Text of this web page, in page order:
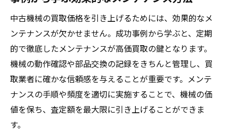
中古機械の買取価格を引き上げるためには、効果的なメ
ンテナンスが欠かせません。成功事例から学ぶと、定期
的で徹底したメンテナンスが高価買取の鍵となります。
機械の動作確認や部品交換の記録をきちんと管理し、買
取業者に確かな信頼感を与えることが重要です。メンテ
ナンスの手順や頻度を適切に実施することで、機械の価
値を保ち、査定額を最大限に引き上げることができま
す。